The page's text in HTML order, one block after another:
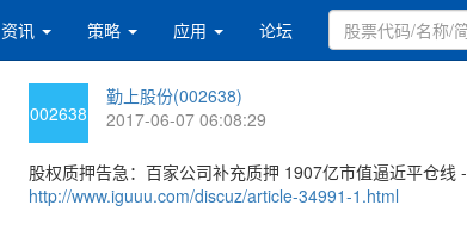
资讯 策略 应用 论坛
002638
勤上股份(002638)
2017-06-07 06:08:29
股权质押告急：百家公司补充质押 1907亿市值逼近平仓线 -
http://www.iguuu.com/discuz/article-34991-1.html